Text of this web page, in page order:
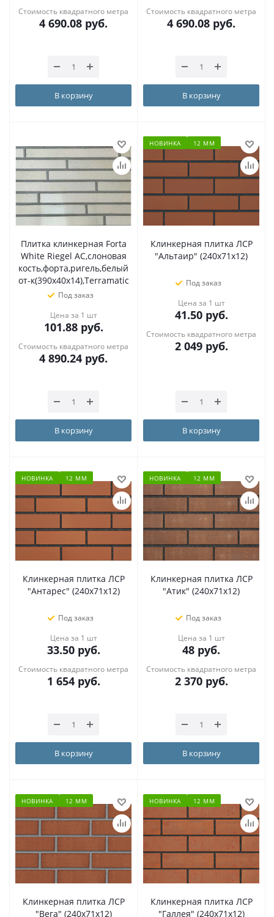
Стоимость квадратного метра
4 690.08 руб.
В корзину
Стоимость квадратного метра
4 690.08 руб.
В корзину
Плитка клинкерная Forta
White Riegel AC,слоновая
кость,форта,ригель,белый
от-к(390х40х14),Terramatic
Под заказ
Цена за 1 шт
101.88руб.
Стоимость квадратного метра
4 890.24 руб.
В корзину
НОВИНКА 12 ММ
Клинкерная плитка ЛСР
"Альтаир" (240x71x12)
Под заказ
Цена за 1 шт
41.50руб.
Стоимость квадратного метра
2 049руб.
В корзину
НОВИНКА 12 ММ
Клинкерная плитка ЛСР
"Антарес" (240x71x12)
Под заказ
Цена за 1 шт
33.50руб.
Стоимость квадратного метра
1 654руб.
В корзину
НОВИНКА 12 ММ
Клинкерная плитка ЛСР
"Атик" (240x71x12)
Под заказ
Цена за 1 шт
48 руб.
Стоимость квадратного метра
2 370руб.
В корзину
НОВИНКА 12 ММ
Клинкерная плитка ЛСР
"Вега" (240x71x12)
НОВИНКА 12 ММ
Клинкерная плитка ЛСР
"Галлея" (240x71x12)